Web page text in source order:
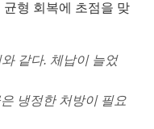
형 회복에 초점을 맞
같다. 체납이 늘었
냉정한 처방이 필요